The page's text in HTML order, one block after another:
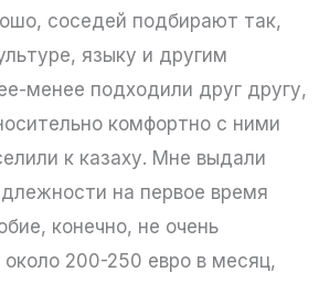
соседей подбирают так,
языку и другим
менее подходили друг другу,
комфортно с ними
к казаху. Мне выдали
на первое время
конечно, не очень
около 200-250 евро в месяц,